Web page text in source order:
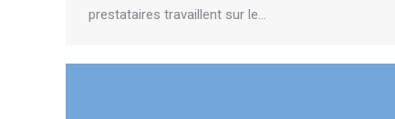
prestataires travaillent sur le…